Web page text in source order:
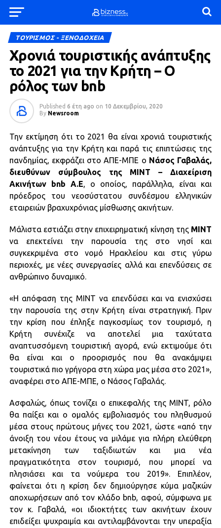
ΤΟΥΡΙΣΜΟΣ - ΞΕΝΟΔΟΧΕΙΑ
Χρονιά τουριστικής ανάπτυξης
το 2021 για την Κρήτη – Ο
ρόλος των bnb
Published 6 έτη ago on 10 Δεκεμβρίου, 2020
By Newsroom
Την εκτίμηση ότι το 2021 θα είναι χρονιά τουριστικής
ανάπτυξης για την Κρήτη και παρά τις επιπτώσεις της
πανδημίας, εκφράζει στο ΑΠΕ-ΜΠΕ ο Νάσος Γαβαλάς,
διευθύνων σύμβουλος της MINT – Διαχείριση
Ακινήτων bnb Α.Ε, ο οποίος, παράλληλα, είναι και
πρόεδρος του νεοσύστατου συνδέσμου ελληνικών
εταιρειών βραχυχρόνιας μίσθωσης ακινήτων.
Μάλιστα εστιάζει στην επιχειρηματική κίνηση της MINT
να επεκτείνει την παρουσία της στο νησί και
συγκεκριμένα στο νομό Ηρακλείου και στις γύρω
περιοχές, με νέες συνεργασίες αλλά και επενδύσεις σε
ανθρώπινο δυναμικό.
«Η απόφαση της MΙΝΤ να επενδύσει και να ενισχύσει
την παρουσία της στην Κρήτη είναι στρατηγική. Πριν
την κρίση που έπληξε παγκοσμίως τον τουρισμό, η
Κρήτη συνέχιζε να αποτελεί μια ταχύτατα
αναπτυσσόμενη τουριστική αγορά, ενώ εκτιμούμε ότι
θα είναι και ο προορισμός που θα ανακάμψει
τουριστικά πιο γρήγορα στη χώρα μας μέσα στο 2021»,
αναφέρει στο ΑΠΕ-ΜΠΕ, ο Νάσος Γαβαλάς.
Ασφαλώς, όπως τονίζει ο επικεφαλής της MINT, ρόλο
θα παίξει και ο ομαλός εμβολιασμός του πληθυσμού
μέσα στους πρώτους μήνες του 2021, ώστε «από την
άνοιξη του νέου έτους να μιλάμε για πλήρη ελεύθερη
μετακίνηση των ταξιδιωτών και μια νέα
πραγματικότητα στον τουρισμό, που μπορεί να
πλησιάσει και τα νούμερα του 2019». Επιπλέον,
φαίνεται ότι η κρίση δεν δημιούργησε κύμα μαζικών
αποχωρήσεων από τον κλάδο bnb, αφού, σύμφωνα με
τον κ. Γαβαλά, «οι ιδιοκτήτες των ακινήτων έχουν
επιδείξει ψυχραιμία και αντιλαμβάνονται την υπεραξία